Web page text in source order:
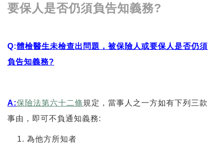
要保人是否仍須負告知義務?
Q:體檢醫生未檢查出問題，被保險人或要保人是否仍須
負告知義務?
A:保險法第六十二條規定，當事人之一方如有下列三款
事由，即可不負通知義務:
為他方所知者